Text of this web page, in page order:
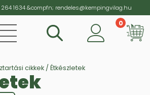
1634&compfn; rendeles@kempingvilag.hu
0
cikkek / Étkészletek